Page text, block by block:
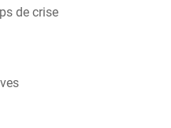
de crise